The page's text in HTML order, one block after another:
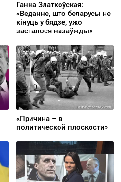
Ганна Златкоўская:
«Веданне, што беларусы не
кінуць у бядзе, ужо
засталося назаўжды»
«Причина – в
политической плоскости»